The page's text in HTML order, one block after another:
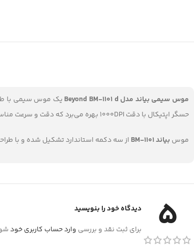
موس سیمی بیاند مدل Beyond BM-1101 d
یک موس سیمی با
حسگر اپتیکال با دقت 1000DPI بهره می‌برد که دقت و سرعت مناسبی برای انجام فعالیت های معمولی مانند وب گردی، کارهای اداری و طراحی های سبک فراهم می‌کند.
موس بیاند BM-1101 از سه دکمه استاندارد تشکیل شده و با
5
دیدگاه خود را بنویسید
برای ثبت نقد و بررسی وارد حساب کاربری خود